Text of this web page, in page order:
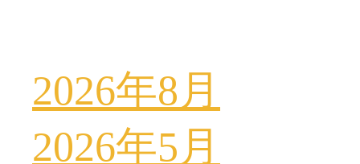
2026年8月
2026年5月